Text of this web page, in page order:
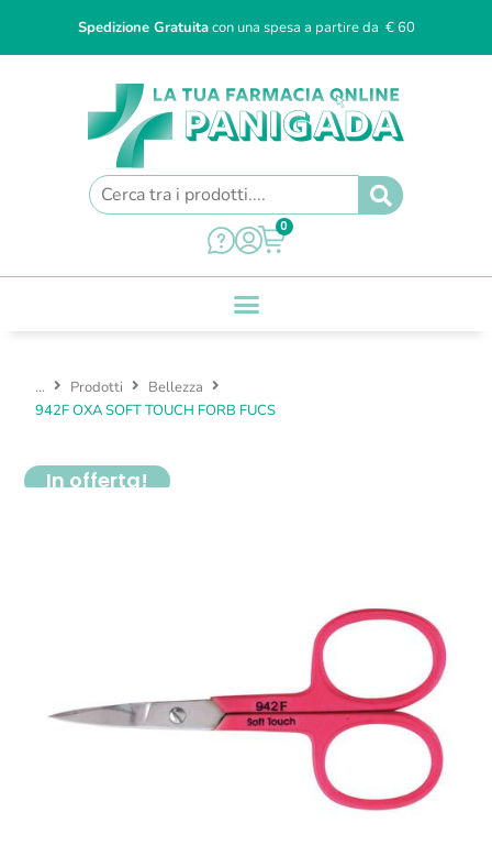
Spedizione Gratuitacon una spesa a partire da € 60
0
... Prodotti
Bellezza
942F OXA SOFT TOUCH FORB FUCS
In offerta!